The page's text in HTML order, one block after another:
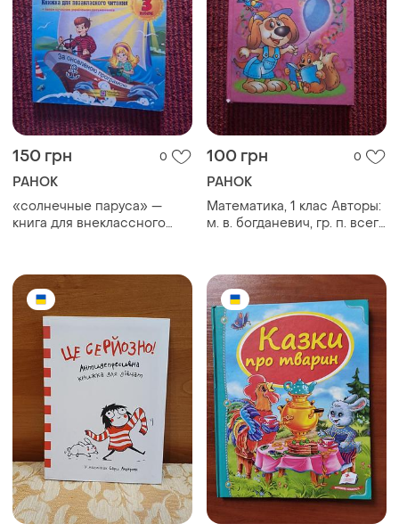
150 грн 0
РАНОК
«солнечные паруса» —
книга для внеклассного
100 грн 0
РАНОК
Математика, 1 клас Авторы:
м. в. богданевич, гр. п. всего